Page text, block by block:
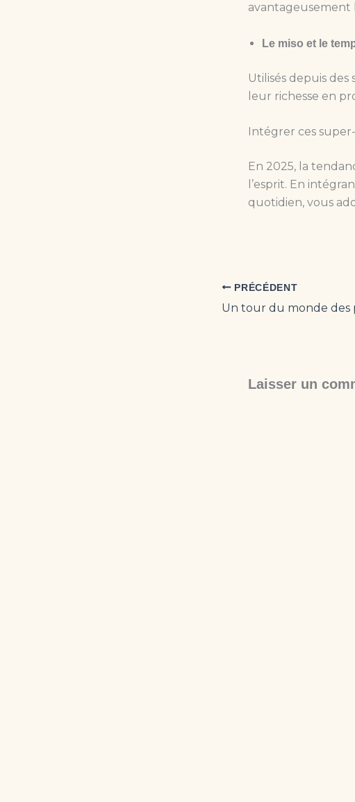
avantageusement
Le miso et le
Utilisés depuis des
leur richesse en
Intégrer ces
En 2025, la
l’esprit. En
quotidien, vous
PRÉCÉDENT
Laisser un